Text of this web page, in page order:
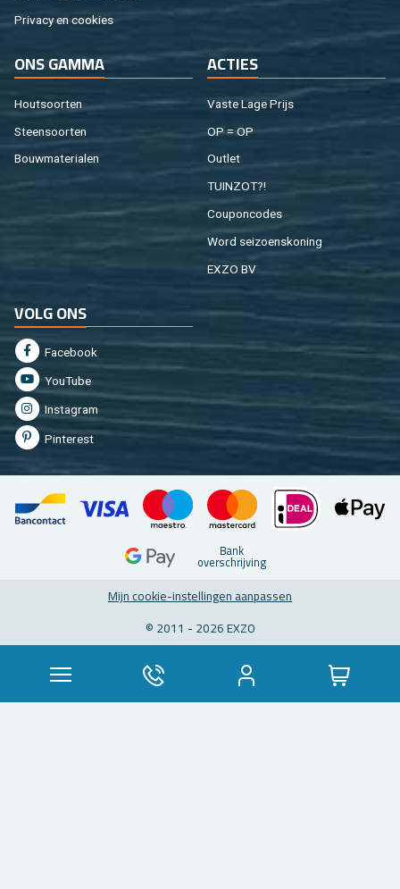
Pri­va­cy en coo­kies
ONS GAMMA
Hout­soor­ten
Steen­soor­ten
Bouw­ma­te­ri­a­len
AC­TIES
Vaste Lage Prijs
OP = OP
Out­let
TUIN­ZOT?!
Cou­pon­co­des
Word sei­zoens­ko­ning
EXZO BV
VOLG ONS
Fa­cebook
You­Tu­be
In­st­agram
Pin­te­rest
Bank
over­schrij­ving
Mijn coo­kie-in­stel­lin­gen aan­pas­sen
© 2011 - 2026 EXZO